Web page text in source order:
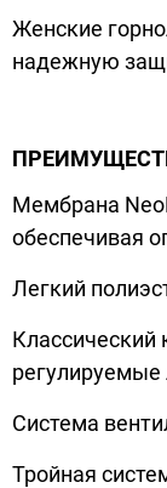
Женские
надежную
Мембрана
обеспечивая
Легкий
Система
Тройная